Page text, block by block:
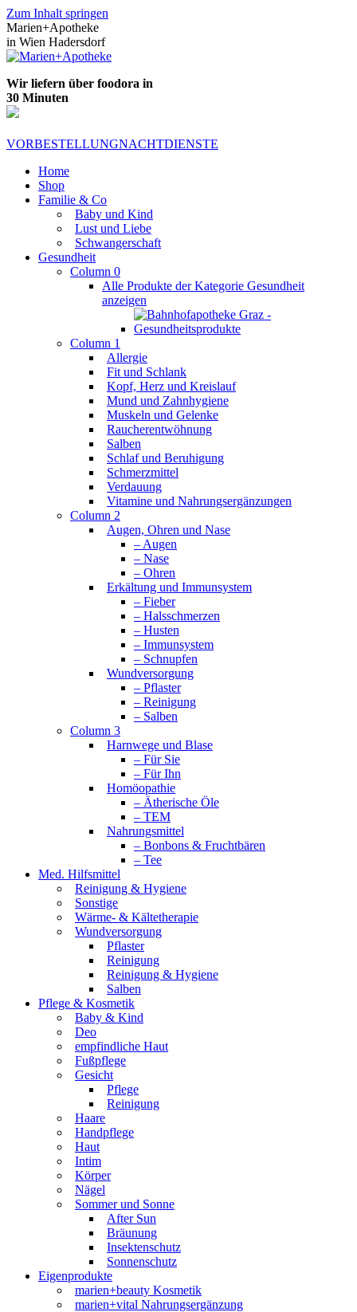
Zum Inhalt springen
Marien+Apotheke
in Wien Hadersdorf
Wir liefern über foodora in
30 Minuten
VORBESTELLUNGNACHTDIENSTE
Home
Shop
Familie & Co
Baby und Kind
Lust und Liebe
Schwangerschaft
Gesundheit
Column 0
Alle Produkte der Kategorie Gesundheit
anzeigen
Column 1
Allergie
Fit und Schlank
Kopf, Herz und Kreislauf
Mund und Zahnhygiene
Muskeln und Gelenke
Raucherentwöhnung
Salben
Schlaf und Beruhigung
Schmerzmittel
Verdauung
Vitamine und Nahrungsergänzungen
Column 2
Augen, Ohren und Nase
– Augen
– Nase
– Ohren
Erkältung und Immunsystem
– Fieber
– Halsschmerzen
– Husten
– Immunsystem
– Schnupfen
Wundversorgung
– Pflaster
– Reinigung
– Salben
Column 3
Harnwege und Blase
– Für Sie
– Für Ihn
Homöopathie
– Ätherische Öle
– TEM
Nahrungsmittel
– Bonbons & Fruchtbären
– Tee
Med. Hilfsmittel
Reinigung & Hygiene
Sonstige
Wärme- & Kältetherapie
Wundversorgung
Pflaster
Reinigung
Reinigung & Hygiene
Salben
Pflege & Kosmetik
Baby & Kind
Deo
empfindliche Haut
Fußpflege
Gesicht
Pflege
Reinigung
Haare
Handpflege
Haut
Intim
Körper
Nägel
Sommer und Sonne
After Sun
Bräunung
Insektenschutz
Sonnenschutz
Eigenprodukte
marien+beauty Kosmetik
marien+vital Nahrungsergänzung